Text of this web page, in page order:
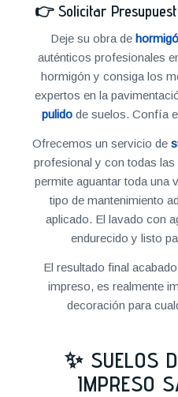
👉 Solicitar
Deje su obra de
auténticos profesionales
hormigón y consiga los
expertos en la
pulido de suelos. Confía
Ofrecemos un servicio de
profesional y con todas
permite aguantar toda una
tipo de mantenimiento
aplicado. El lavado con
endurecido y listo
El resultado final
impreso, es realmente
decoración para
✨ SUELOS
IMPRESO